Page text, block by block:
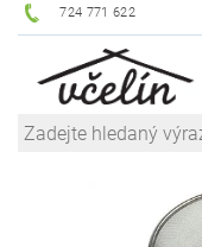
724 771 622